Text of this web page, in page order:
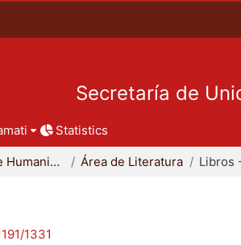
Secretaría de
Statistics
Departamento de Humanidades Área de Literatura Libros
1331